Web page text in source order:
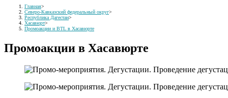
Главная>
Северо-Кавказский федеральный округ>
Республика Дагестан>
Хасавюрт>
Промоакции и BTL в Хасавюрте
Промоакции в Хасавюрте